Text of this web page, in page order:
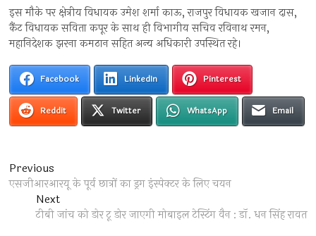
इस मौके पर क्षेत्रीय विधायक उमेश शर्मा काऊ, राजपुर विधायक खजान दास,
कैंट विधायक सविता कपूर के साथ ही विभागीय सचिव रविनाथ रमन,
महानिदेशक झरना कमठान सहित अन्य अधिकारी उपस्थित रहे।
Facebook LinkedIn Pinterest
Reddit Twitter WhatsApp Email
Post
navigation
Previous
post:
एसजीआरआरयू के पूर्व छात्रों का ड्रग इंस्पेक्टर के लिए चयन
NextNext
post:
टीबी जांच को डोर टू डोर जाएगी मोबाइल टेस्टिंग वैन : डॉ. धन सिंह रावत